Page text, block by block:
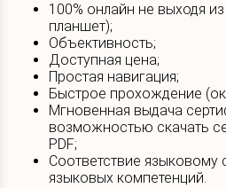
100% онлайн не выходя
планшет);
Объективность;
Доступная цена;
Простая навигация;
Быстрое прохождение
Мгновенная выдача
возможностью скачать
PDF;
Соответствие языковому
языковых компетенций.